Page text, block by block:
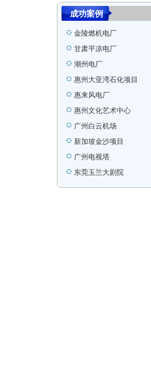
成功案例
印尼装船机工程
金陵燃机电厂
甘肃平凉电厂
潮州电厂
惠州大亚湾石化项目
惠来风电厂
惠州文化艺术中心
广州白云机场
新加坡金沙项目
广州电视塔
东莞玉兰大剧院
广东全球通大厦信息枢纽
惠州市火车站